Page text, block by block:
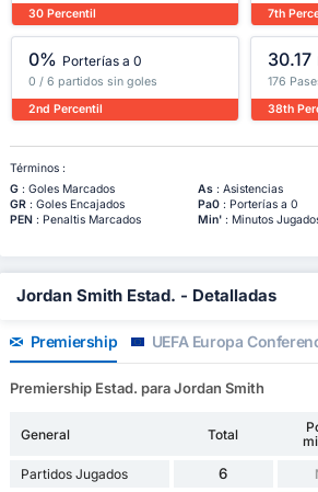
30 Percentil
7th
0% Porterías a 0
0 / 6 partidos sin goles
2nd Percentil
30.17
176
38th
Términos :
G: Goles Marcados As: Asistencias
GR: Goles Encajados Pa0: Porterías a 0
PEN : Penaltis Marcados Min': Minutos
Jordan Smith Estad. - Detalladas
Premiership UEFA Europa
Premiership Estad. para Jordan Smith
General Total
Partidos Jugados 6